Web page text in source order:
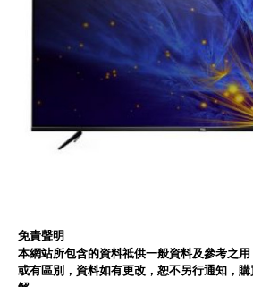
免責聲明
本網站所包含的資料祗供一般資料及參考之
或有區別，資料如有更改，恕不另行通知，